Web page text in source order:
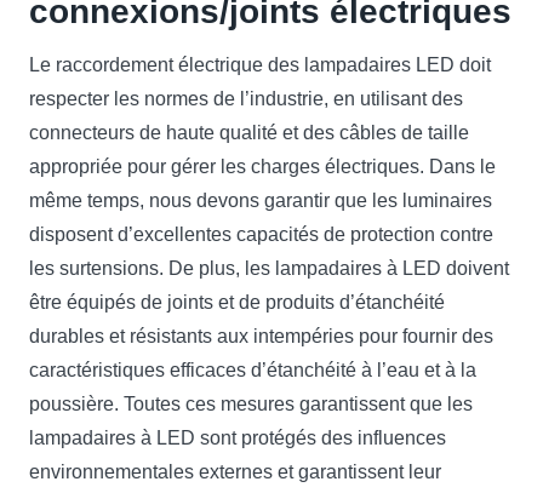
connexions/joints électriques
Le raccordement électrique des lampadaires LED doit
respecter les normes de l’industrie, en utilisant des
connecteurs de haute qualité et des câbles de taille
appropriée pour gérer les charges électriques. Dans le
même temps, nous devons garantir que les luminaires
disposent d’excellentes capacités de protection contre
les surtensions. De plus, les lampadaires à LED doivent
être équipés de joints et de produits d’étanchéité
durables et résistants aux intempéries pour fournir des
caractéristiques efficaces d’étanchéité à l’eau et à la
poussière. Toutes ces mesures garantissent que les
lampadaires à LED sont protégés des influences
environnementales externes et garantissent leur